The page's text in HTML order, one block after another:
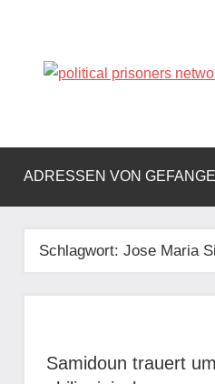
springen
ADRESSEN VON
Schlagwort: Jose Maria
Samidoun trauert